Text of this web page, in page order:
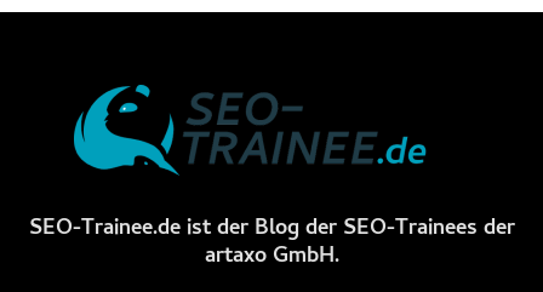
SEO-Trainee.de ist der Blog der SEO-Trainees der
artaxo GmbH.